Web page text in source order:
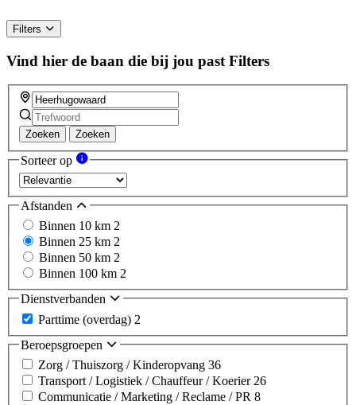
Filters
Vind hier de baan die bij jou past Filters
Zoeken Zoeken
Sorteer op
Afstanden
Binnen 10 km 2
Binnen 25 km 2
Binnen 50 km 2
Binnen 100 km 2
Dienstverbanden
Parttime (overdag) 2
Beroepsgroepen
Zorg / Thuiszorg / Kinderopvang 36
Transport / Logistiek / Chauffeur / Koerier26
Communicatie / Marketing / Reclame / PR 8